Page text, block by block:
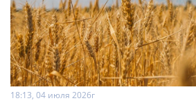
18:13, 04 июля 2026г